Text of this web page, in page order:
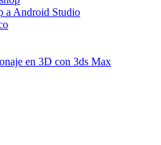
a Android Studio
en 3D con 3ds Max